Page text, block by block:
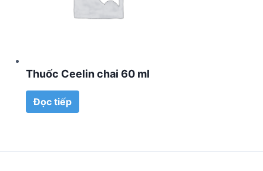
Thuốc Ceelin chai 60 ml
Đọc tiếp